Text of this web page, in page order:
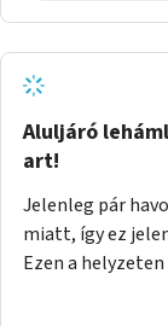
Ilymódon a
falaira
végén található
átlátszó (plexi?)
Járulékosan a
feliratok
Aluljáró
art!
Jelenleg pár
miatt, így ez
Ezen a